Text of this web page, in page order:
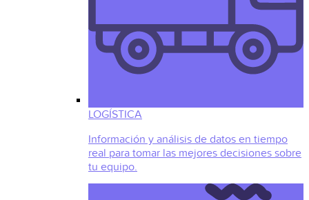
LOGÍSTICA
Información y análisis de datos en tiempo
real para tomar las mejores decisiones sobre
tu equipo.